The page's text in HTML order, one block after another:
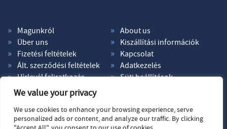
We value your privacy
We use cookies to enhance your browsing experience, serve
personalized ads or content, and analyze our traffic. By clicking
Magunkról
About us
Über uns
Kiszállítási információk
Fizetési feltételek
Kapcsolat
Ált. szerződési feltételek
Adatkezelés
Hírlevél feliratkozás
Süti beállítások